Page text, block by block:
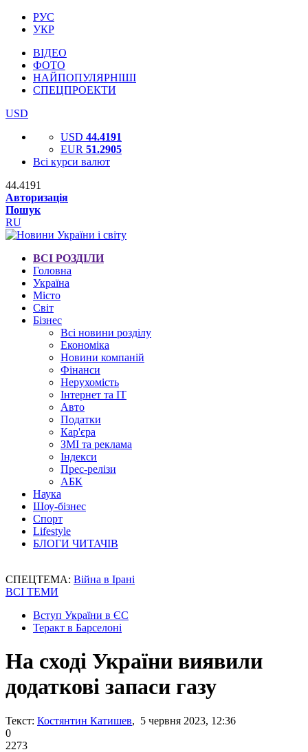
РУС
УКР
ВІДЕО
ФОТО
НАЙПОПУЛЯРНІШІ
СПЕЦПРОЕКТИ
USD
USD 44.4191
EUR 51.2905
Всі курси валют
44.4191
Авторизація
Пошук
RU
ВСІ РОЗДІЛИ
Головна
Україна
Місто
Світ
Бізнес
Всі новини розділу
Економіка
Новини компаній
Фінанси
Нерухомість
Інтернет та IT
Авто
Податки
Кар'єра
ЗМІ та реклама
Індекси
Прес-релізи
АБК
Наука
Шоу-бізнес
Спорт
Lifestyle
БЛОГИ ЧИТАЧІВ
СПЕЦТЕМА: Війна в Ірані
ВСІ ТЕМИ
Вступ України в ЄС
Теракт в Барселоні
На сході України виявили
додаткові запаси газу
Текст: Костянтин Катишев, 5 червня 2023, 12:36
0
2273